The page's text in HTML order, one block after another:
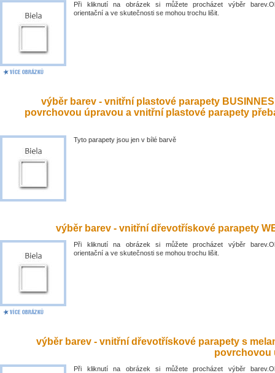
Při kliknutí na obrázek si můžete procházet výběr
orientační a ve skutečnosti se mohou trochu lišit.
výběr barev - vnitřní plastové parapety
povrchovou úpravou a vnitřní plastové parapety
Tyto parapety jsou jen v bílé barvě
výběr barev - vnitřní dřevotřískové parapety
Při kliknutí na obrázek si můžete procházet výběr
orientační a ve skutečnosti se mohou trochu lišit.
výběr barev - vnitřní dřevotřískové parapety s
povrchovou
Při kliknutí na obrázek si můžete procházet výběr